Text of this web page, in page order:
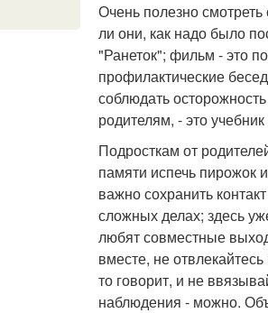
Очень полезно
ли они, как надо было
"Ранеток"; фильм - это
профилактические
соблюдать
родителям, - это
Подросткам от
памяти испечь пирожок
важно сохранить
сложных делах; здесь
любят совместные
вместе, не
то говорит, и не
наблюдения - можно.